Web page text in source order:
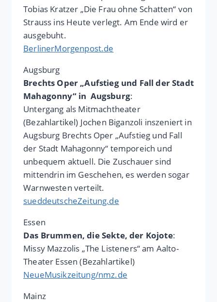
Tobias Kratzer „Die Frau ohne Schatten“ von
Strauss ins Heute verlegt. Am Ende wird er
ausgebuht.
BerlinerMorgenpost.de
Augsburg
Brechts Oper „Aufstieg und Fall der Stadt
Mahagonny“ in Augsburg:
Untergang als Mitmachtheater
(Bezahlartikel) Jochen Biganzoli inszeniert in
Augsburg Brechts Oper „Aufstieg und Fall
der Stadt Mahagonny“ temporeich und
unbequem aktuell. Die Zuschauer sind
mittendrin im Geschehen, es werden sogar
Warnwesten verteilt.
sueddeutscheZeitung.de
Essen
Das Brummen, die Sekte, der Kojote:
Missy Mazzolis „The Listeners“ am Aalto-
Theater Essen (Bezahlartikel)
NeueMusikzeitung/nmz.de
Mainz